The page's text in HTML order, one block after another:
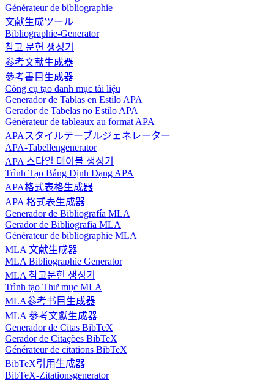
Générateur de bibliographie
文献生成ツール
Bibliographie-Generator
참고 문헌 생성기
参考文献生成器
參考書目生成器
Công cụ tạo danh mục tài liệu
Generador de Tablas en Estilo APA
Gerador de Tabelas no Estilo APA
Générateur de tableaux au format APA
APAスタイルテーブルジェネレーター
APA-Tabellengenerator
APA 스타일 테이블 생성기
Trình Tạo Bảng Định Dạng APA
APA格式表格生成器
APA 格式表生成器
Generador de Bibliografía MLA
Gerador de Bibliografia MLA
Générateur de bibliographie MLA
MLA 文献生成器
MLA Bibliographie Generator
MLA 참고문헌 생성기
Trình tạo Thư mục MLA
MLA参考书目生成器
MLA 參考文獻生成器
Generador de Citas BibTeX
Gerador de Citações BibTeX
Générateur de citations BibTeX
BibTeX引用生成器
BibTeX-Zitationsgenerator